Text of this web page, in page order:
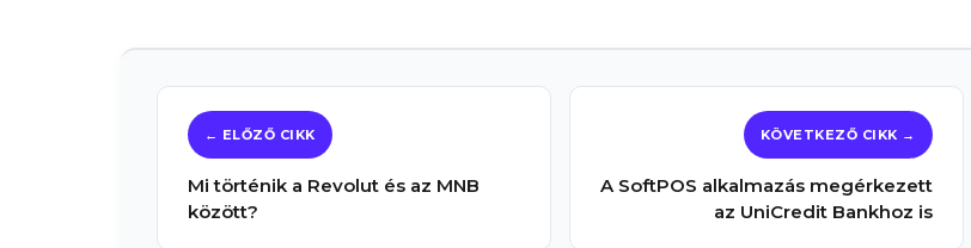
Mi történik a Revolut és az MNB
között?
A SoftPOS alkalmazás megérkezett
az UniCredit Bankhoz is